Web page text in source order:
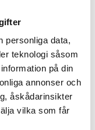
personliga data,
teknologi såsom
på din
annonser och
åskådarinsikter
vilka som får
bred
black